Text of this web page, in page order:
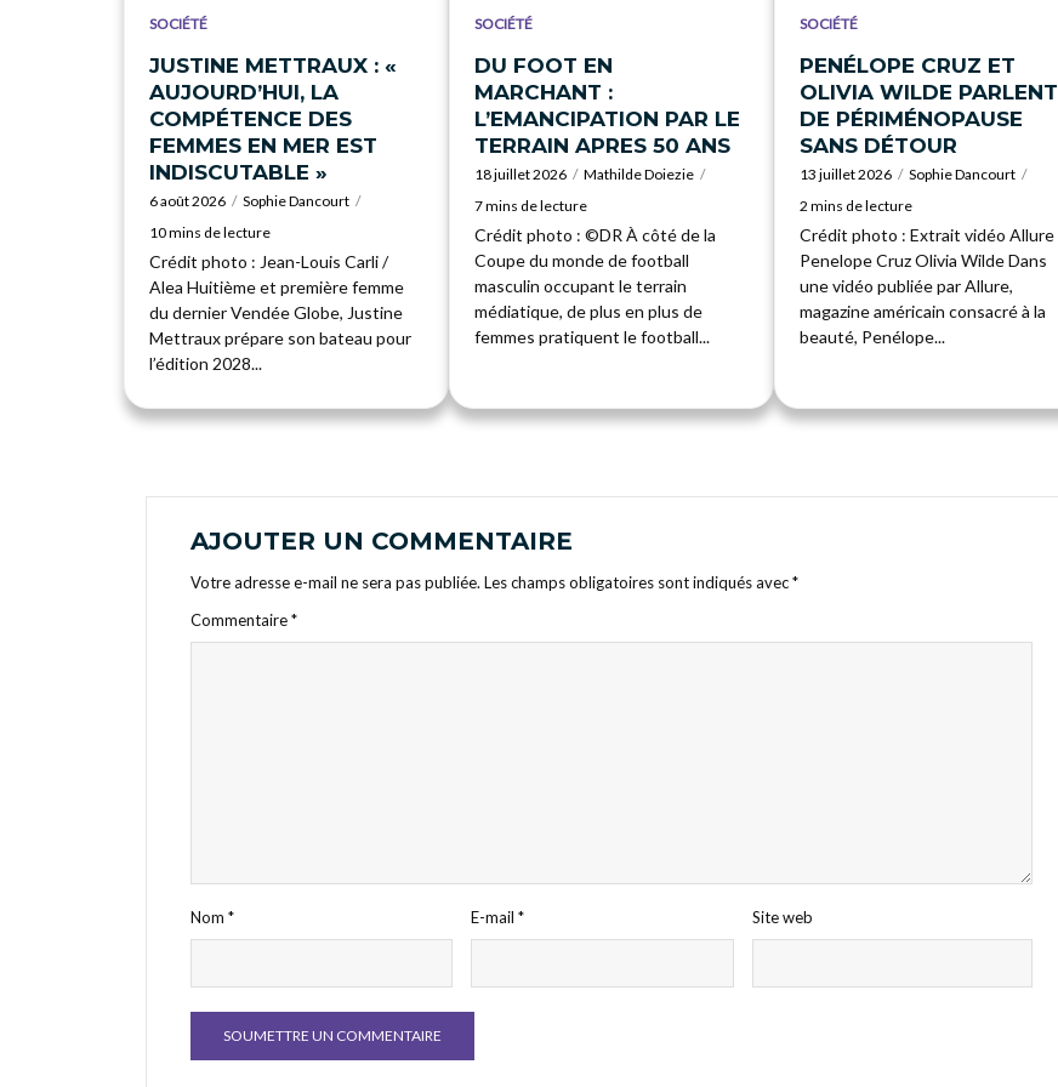
SOCIÉTÉ
JUSTINE METTRAUX : «
AUJOURD’HUI, LA
COMPÉTENCE DES
FEMMES EN MER EST
INDISCUTABLE »
6 août 2026
Sophie Dancourt
10 mins de lecture
Crédit photo : Jean-Louis Carli /
Alea Huitième et première femme
du dernier Vendée Globe, Justine
Mettraux prépare son bateau pour
l’édition 2028...
SOCIÉTÉ
DU FOOT EN
MARCHANT :
L’EMANCIPATION PAR LE
TERRAIN APRES 50 ANS
18 juillet 2026
Mathilde Doiezie
7 mins de lecture
Crédit photo : ©DR À côté de la
Coupe du monde de football
masculin occupant le terrain
médiatique, de plus en plus de
femmes pratiquent le football...
SOCIÉTÉ
PENÉLOPE CRUZ ET
OLIVIA WILDE PARLENT
DE PÉRIMÉNOPAUSE
SANS DÉTOUR
13 juillet 2026
Sophie Dancourt
2 mins de lecture
Crédit photo : Extrait vidéo Allure
Penelope Cruz Olivia Wilde Dans
une vidéo publiée par Allure,
magazine américain consacré à la
beauté, Penélope...
AJOUTER UN COMMENTAIRE
Votre adresse e-mail ne sera pas publiée. Les champs obligatoires sont indiqués avec*
Commentaire*
Nom * E-mail* Site web